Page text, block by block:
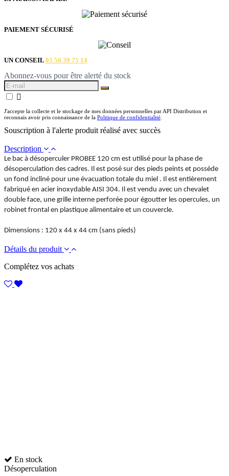
PAIEMENT SÉCURISÉ
UN CONSEIL 05 56 39 75 14
Abonnez-vous pour être alerté du stock

J'accepte la collecte et le stockage de mes données personnelles par API Distribution et
reconnais avoir pris connaissance de la Politique de confidentialité
Souscription à l'alerte produit réalisé avec succès
Description
Le bac à désoperculer PROBEE 120 cm est utilisé pour la phase de
désoperculation des cadres. Il est posé sur des pieds peints et possède
un fond incliné pour une évacuation totale du miel . Il est entièrement
fabriqué en acier inoxydable AISI 304. Il est vendu avec un chevalet
double face, une grille interne perforée pour égoutter les opercules, un
robinet frontal en plastique alimentaire et un couvercle.
Dimensions : 120 x 44 x 44 cm (sans pieds)
Détails du produit
Complétez vos achats
En stock
Désoperculation